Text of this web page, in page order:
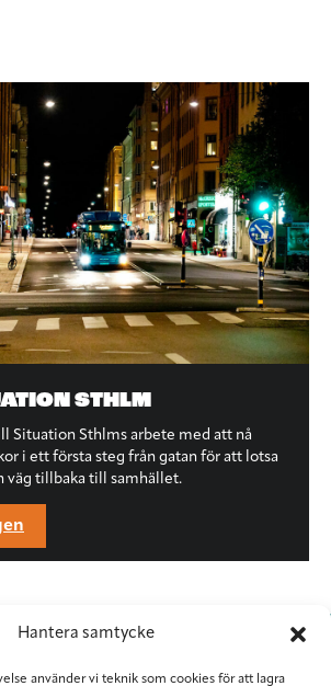
Hantera samtycke
använder vi teknik som cookies för att lagra
STHLM
Situation Sthlms arbete med att nå
i ett första steg från gatan för att lotsa
väg tillbaka till samhället.